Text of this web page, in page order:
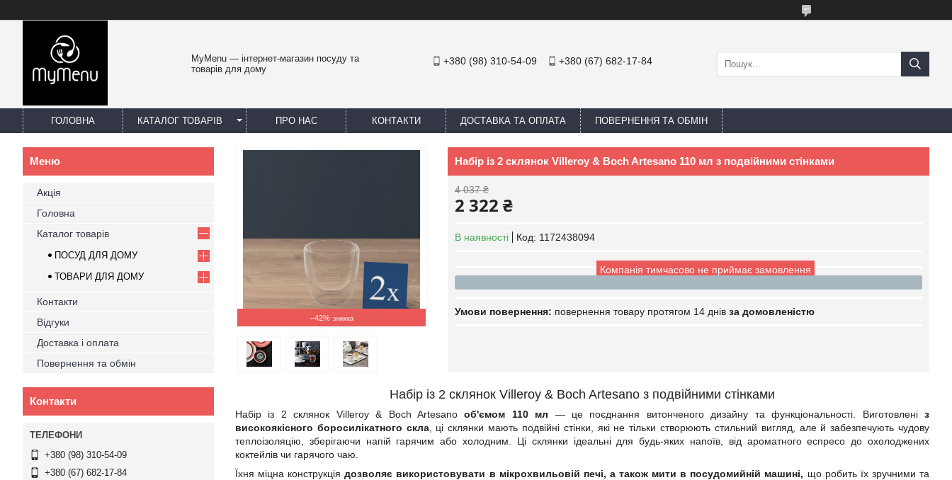
MyMenu — інтернет-магазин посуду та
товарів для дому
+380 (98) 310-54-09 +380 (67) 682-17-84
ГОЛОВНА КАТАЛОГ ТОВАРІВ ПРО НАС КОНТАКТИ ДОСТАВКА ТА ОПЛАТА ПОВЕРНЕННЯ ТА ОБМІН
–42%
Набір із 2 склянок Villeroy & Boch Artesano 110 мл з подвійними стінками
4 037 ₴
2 322 ₴
В наявності Код: 1172438094
Компанія тимчасово не приймає замовлення
повернення товару протягом 14 днів за домовленістю
Набір із 2 склянок Villeroy & Boch Artesano з подвійними стінками
Набір із 2 склянок Villeroy & Boch Artesanoоб'ємом 110 мл — це поєднання витонченого дизайну та функціональності. Виготовленіз
високоякісного боросилікатного скла, ці склянки мають подвійні стінки, які не тільки створюють стильний вигляд, але й забезпечують чудову
теплоізоляцію, зберігаючи напій гарячим або холодним. Ці склянки ідеальні для будь-яких напоїв, від ароматного еспресо до охолоджених
коктейлів чи гарячого чаю.
Їхня міцна конструкціядозволяє використовувати в мікрохвильовій печі, а також мити в посудомийній машині, що робить їх зручними та
Акція
Головна
Каталог товарів
ПОСУД ДЛЯ ДОМУ
ТОВАРИ ДЛЯ ДОМУ
Контакти
Відгуки
Доставка і оплата
Повернення та обмін
Контакти
+380 (98) 310-54-09
+380 (67) 682-17-84